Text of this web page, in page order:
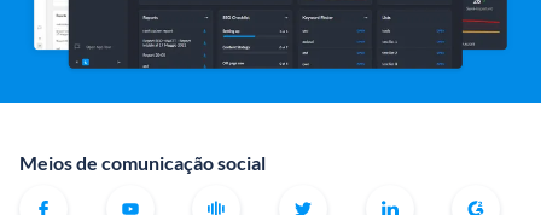
Meios de comunicação social